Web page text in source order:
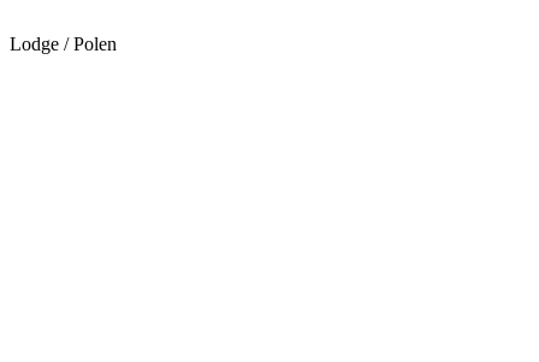
Lodge / Polen